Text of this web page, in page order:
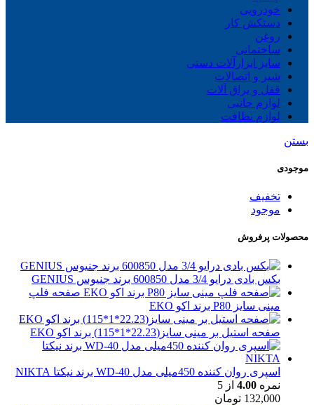
خودرویی
دستکش کار
روغن
ساختمانی
سایز ابزارآلات دستی
شیر و اتصالات
قفل و یراق آلات
لوازم جانبی
لوازم نظافت
بستن
موجودی
تخفیف
موجود
محصولات پرفروش
بکس بادی درایو 3/4 مدل 600850 برند جنیوس GENIUS
صفحه فلپ
مینی سایز P80 برند اکو EKO
صفحه استیل بر مینی سایز(22.23*1*115) برند اکو EKO
اسپری روان کننده 450میلی مدل WD-40 برند نیکتا NIKTA
نمره 4.00 از 5
132,000 تومان